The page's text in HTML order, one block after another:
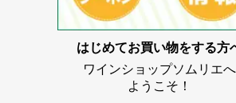
はじめてお買い物をする方
ワインショップソムリエへ
ようこそ！